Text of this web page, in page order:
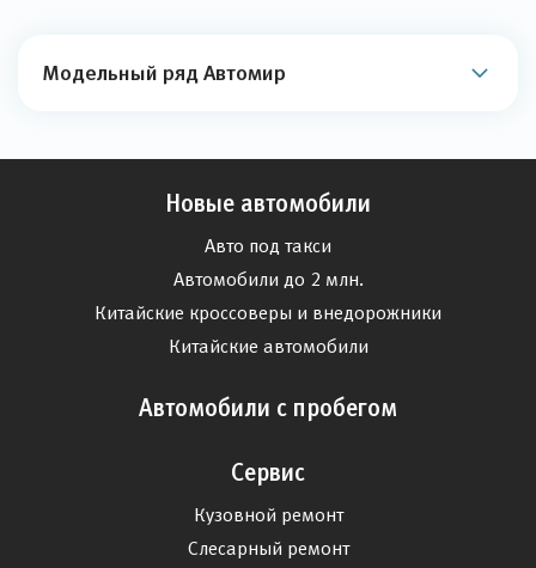
Модельный ряд Автомир
Новые автомобили
Авто под такси
Автомобили до 2 млн.
Китайские кроссоверы и внедорожники
Китайские автомобили
Автомобили с пробегом
Сервис
Кузовной ремонт
Слесарный ремонт